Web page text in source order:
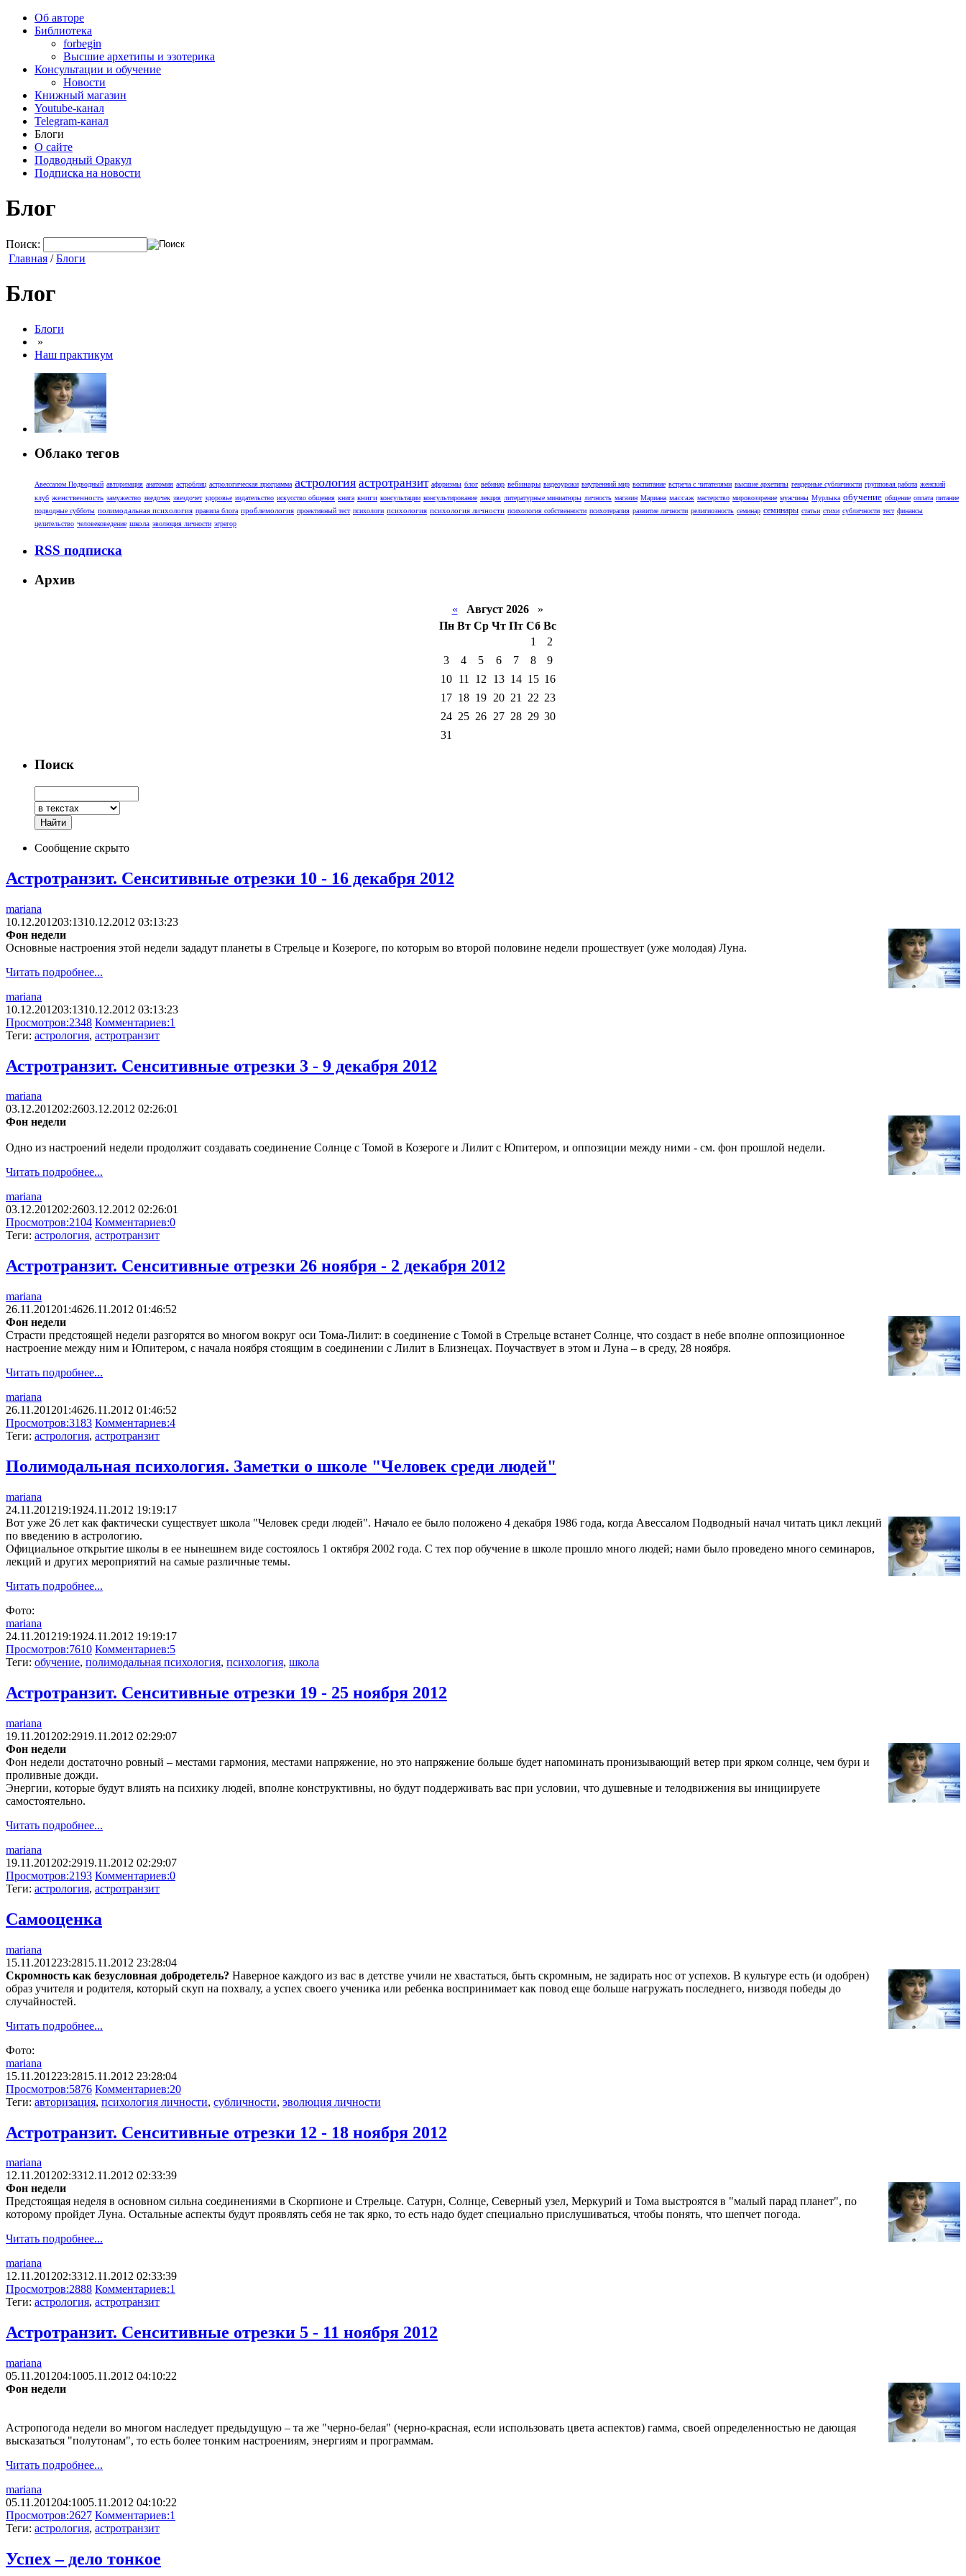
Об авторе
Библиотека
forbegin
Высшие архетипы и эзотерика
Консультации и обучение
Новости
Книжный магазин
Youtube-канал
Telegram-канал
Блоги
О сайте
Подводный Оракул
Подписка на новости
Блог
Поиск:
Главная /Блоги
Блог
Блоги
»
Наш практикум
Облако тегов
Авессалом Подводный авторизация анатомия астроблиц астрологическая программа астрология астротранзит афоризмы блог вебинар вебинары видеоуроки внутренний мир воспитание встреча с читателями высшие архетипы гендерные субличности групповая работа женский
клуб женственность замужество зведочек звездочет здоровье издательство искусство общения книга книги консультации консультирование лекция литературные миниатюры личность магазин Мариана массаж мастерство мировоззрение мужчины Мурлыка обучение общение оплата питание
подводные субботы полимодальная психология правила блога проблемология проективный тест психологи психология психология личности психология собственности психотерапия развитие личности религиозность семинар семинары статьи стихи субличности тест финансы
целительство человековедение школа эволюция личности эгрегор
RSS подписка
Архив
« Август 2026
»
Пн Вт Ср Чт Пт Сб Вс
1
2
3
4 5 6 7 8
9
10 11 12 13 14 15 16
17 18 19 20 21 22 23
24 25 26 27 28 29 30
31
Поиск
Сообщение скрыто
Астротранзит. Сенситивные отрезки 10 - 16 декабря 2012
mariana
10.12.201203:1310.12.2012 03:13:23
Фон недели
Основные настроения этой недели зададут планеты в Стрельце и Козероге, по которым во второй половине недели прошествует (уже молодая) Луна.
Читать подробнее...
mariana
10.12.201203:1310.12.2012 03:13:23
Просмотров:2348 Комментариев:1
Теги: астрология, астротранзит
Астротранзит. Сенситивные отрезки 3 - 9 декабря 2012
mariana
03.12.201202:2603.12.2012 02:26:01
Фон недели
Одно из настроений недели продолжит создавать соединение Солнце с Томой в Козероге и Лилит с Юпитером, и оппозиции между ними - см. фон прошлой недели.
Читать подробнее...
mariana
03.12.201202:2603.12.2012 02:26:01
Просмотров:2104 Комментариев:0
Теги: астрология, астротранзит
Астротранзит. Сенситивные отрезки 26 ноября - 2 декабря 2012
mariana
26.11.201201:4626.11.2012 01:46:52
Фон недели
Страсти предстоящей недели разгорятся во многом вокруг оси Тома-Лилит: в соединение с Томой в Стрельце встанет Солнце, что создаст в небе вполне оппозиционное
настроение между ним и Юпитером, с начала ноября стоящим в соединении с Лилит в Близнецах. Поучаствует в этом и Луна – в среду, 28 ноября.
Читать подробнее...
mariana
26.11.201201:4626.11.2012 01:46:52
Просмотров:3183 Комментариев:4
Теги: астрология, астротранзит
Полимодальная психология. Заметки о школе "Человек среди людей"
mariana
24.11.201219:1924.11.2012 19:19:17
Вот уже 26 лет как фактически существует школа "Человек среди людей". Начало ее было положено 4 декабря 1986 года, когда Авессалом Подводный начал читать цикл лекций
по введению в астрологию.
Официальное открытие школы в ее нынешнем виде состоялось 1 октября 2002 года. С тех пор обучение в школе прошло много людей; нами было проведено много семинаров,
лекций и других мероприятий на самые различные темы.
Читать подробнее...
Фото:
mariana
24.11.201219:1924.11.2012 19:19:17
Просмотров:7610 Комментариев:5
Теги: обучение, полимодальная психология, психология, школа
Астротранзит. Сенситивные отрезки 19 - 25 ноября 2012
mariana
19.11.201202:2919.11.2012 02:29:07
Фон недели
Фон недели достаточно ровный – местами гармония, местами напряжение, но это напряжение больше будет напоминать пронизывающий ветер при ярком солнце, чем бури и
проливные дожди.
Энергии, которые будут влиять на психику людей, вполне конструктивны, но будут поддерживать вас при условии, что душевные и телодвижения вы инициируете
самостоятельно.
Читать подробнее...
mariana
19.11.201202:2919.11.2012 02:29:07
Просмотров:2193 Комментариев:0
Теги: астрология, астротранзит
Самооценка
mariana
15.11.201223:2815.11.2012 23:28:04
Скромность как безусловная добродетель? Наверное каждого из вас в детстве учили не хвастаться, быть скромным, не задирать нос от успехов. В культуре есть (и одобрен)
образ учителя и родителя, который скуп на похвалу, а успех своего ученика или ребенка воспринимает как повод еще больше нагружать последнего, низводя победы до
случайностей.
Читать подробнее...
Фото:
mariana
15.11.201223:2815.11.2012 23:28:04
Просмотров:5876 Комментариев:20
Теги: авторизация, психология личности, субличности, эволюция личности
Астротранзит. Сенситивные отрезки 12 - 18 ноября 2012
mariana
12.11.201202:3312.11.2012 02:33:39
Фон недели
Предстоящая неделя в основном сильна соединениями в Скорпионе и Стрельце. Сатурн, Солнце, Северный узел, Меркурий и Тома выстроятся в "малый парад планет", по
которому пройдет Луна. Остальные аспекты будут проявлять себя не так ярко, то есть надо будет специально прислушиваться, чтобы понять, что шепчет погода.
Читать подробнее...
mariana
12.11.201202:3312.11.2012 02:33:39
Просмотров:2888 Комментариев:1
Теги: астрология, астротранзит
Астротранзит. Сенситивные отрезки 5 - 11 ноября 2012
mariana
05.11.201204:1005.11.2012 04:10:22
Фон недели
Астропогода недели во многом наследует предыдущую – та же "черно-белая" (черно-красная, если использовать цвета аспектов) гамма, своей определенностью не дающая
высказаться "полутонам", то есть более тонким настроениям, энергиям и программам.
Читать подробнее...
mariana
05.11.201204:1005.11.2012 04:10:22
Просмотров:2627 Комментариев:1
Теги: астрология, астротранзит
Успех – дело тонкое